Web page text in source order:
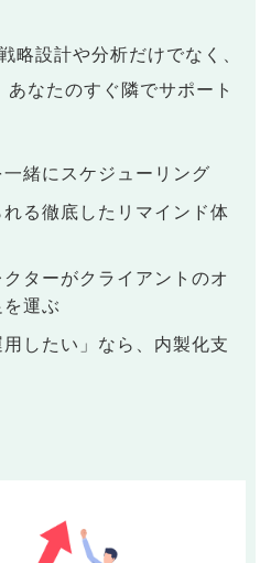
略設計や分析だけでなく、
なたのすぐ隣でサポート
一緒にスケジューリング
れる徹底したリマインド体
クターがクライアントのオ
運ぶ
用したい」なら、内製化支